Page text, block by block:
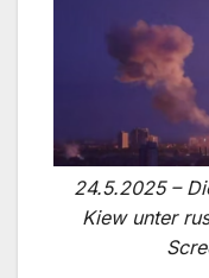
24.5.2025 –
Kiew unter